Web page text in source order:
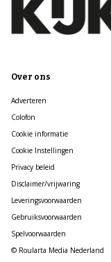
Over ons
Adverteren
Colofon
Cookie informatie
Cookie Instellingen
Privacy beleid
Disclaimer/vrijwaring
Leveringsvoorwaarden
Gebruiksvoorwaarden
Spelvoorwaarden
© Roularta Media Nederland